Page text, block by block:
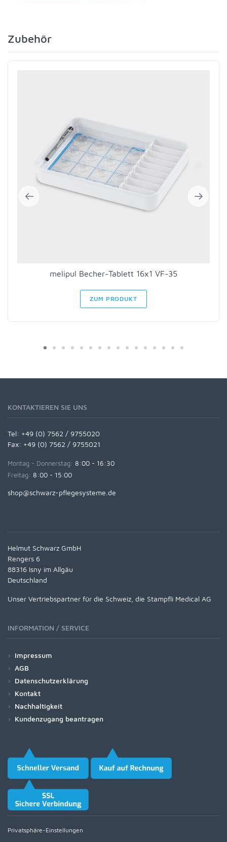
Zubehör
melipul Becher-Tablett 16x1 VF-35
ZUM PRODUKT
KONTAKTIEREN SIE UNS
Tel: +49 (0) 7562 / 9755020
Fax: +49 (0) 7562 / 9755021
Montag - Donnerstag: 8:00 - 16:30
Freitag: 8:00 - 15:00
shop@schwarz-pflegesysteme.de
Helmut Schwarz GmbH
Rengers 6
88316 Isny im Allgäu
Deutschland
Unser Vertriebspartner für die Schweiz, die Stampfli Medical AG
INFORMATION / SERVICE
Impressum
AGB
Datenschutzerklärung
Kontakt
Nachhaltigkeit
Kundenzugang beantragen
Privatsphäre-Einstellungen